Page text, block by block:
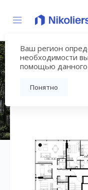
Ваш регион
необходимости
помощью данного
Понятно
ЖК
Вернуться на